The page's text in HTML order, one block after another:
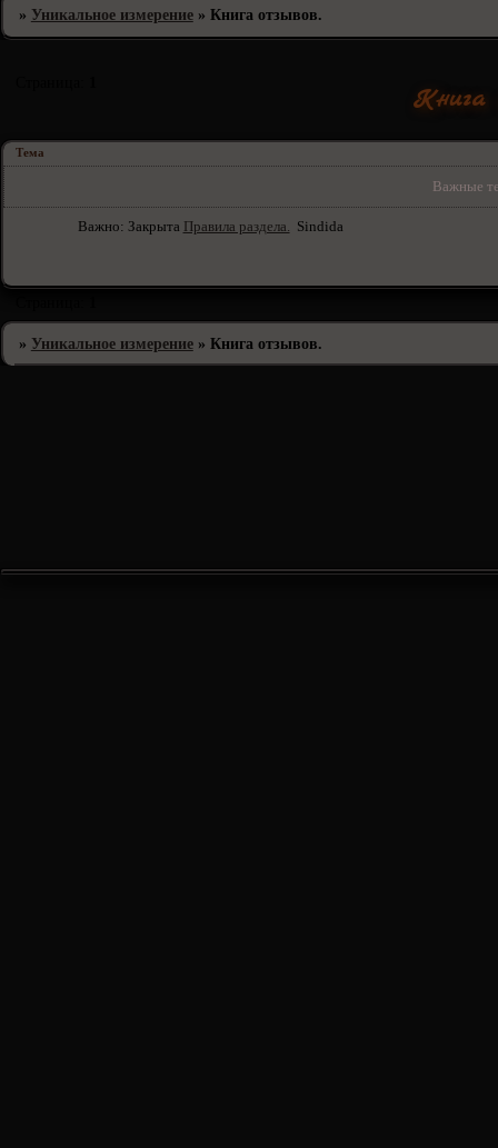
» Уникальное измерение » Книга отзывов.
Книга
Тема
Важные
Важно: Закрыта Правила раздела. Sindida
» Уникальное измерение » Книга отзывов.